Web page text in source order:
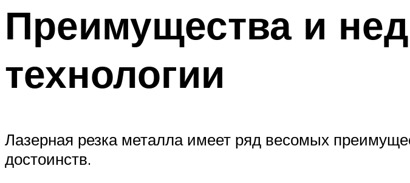
Преимущества и
технологии
Лазерная резка металла имеет ряд весомых
достоинств.